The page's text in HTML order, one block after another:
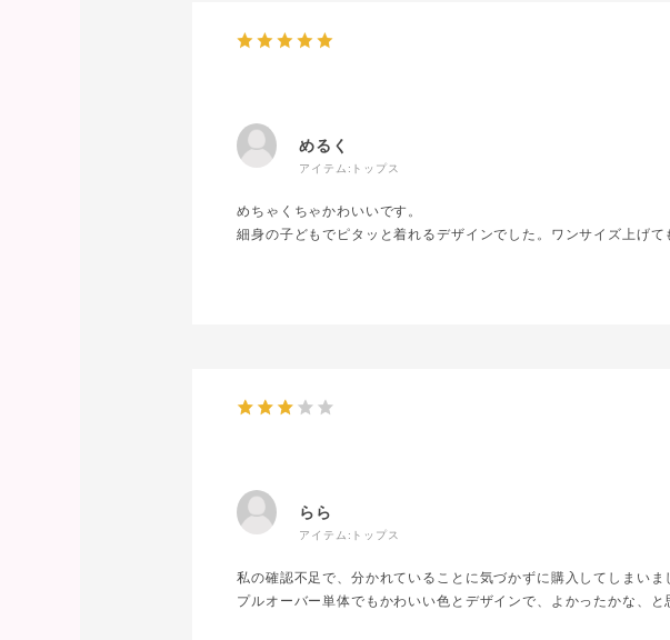
めるく
アイテム: トップス
めちゃくちゃかわいいです。
細身の子どもでピタッと着れるデザインでした。ワンサイズ上げて
らら
アイテム: トップス
私の確認不足で、分かれていることに気づかずに購入してしまいま
プルオーバー単体でもかわいい色とデザインで、よかったかな、と